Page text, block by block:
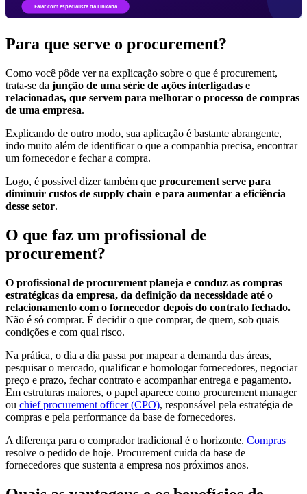
Para que serve o procurement?
Como você pôde ver na explicação sobre o que é procurement,
trata-se da junção de uma série de ações interligadas e
relacionadas, que servem para melhorar o processo de compras
de uma empresa.
Explicando de outro modo, sua aplicação é bastante abrangente,
indo muito além de identificar o que a companhia precisa, encontrar
um fornecedor e fechar a compra.
Logo, é possível dizer também que procurement serve para
diminuir custos de supply chain e para aumentar a eficiência
desse setor.
O que faz um profissional de
procurement?
O profissional de procurement planeja e conduz as compras
estratégicas da empresa, da definição da necessidade até o
relacionamento com o fornecedor depois do contrato fechado.
Não é só comprar. É decidir o que comprar, de quem, sob quais
condições e com qual risco.
Na prática, o dia a dia passa por mapear a demanda das áreas,
pesquisar o mercado, qualificar e homologar fornecedores, negociar
preço e prazo, fechar contrato e acompanhar entrega e pagamento.
Em estruturas maiores, o papel aparece como procurement manager
ou chief procurement officer (CPO), responsável pela estratégia de
compras e pela performance da base de fornecedores.
A diferença para o comprador tradicional é o horizonte. Compras
resolve o pedido de hoje. Procurement cuida da base de
fornecedores que sustenta a empresa nos próximos anos.